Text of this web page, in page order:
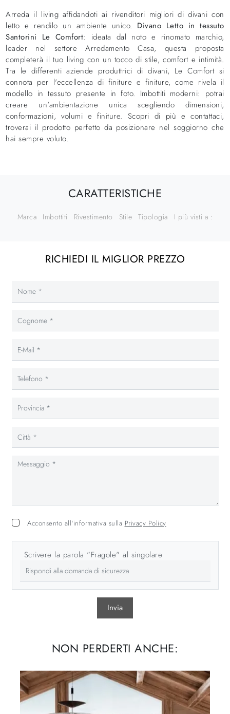
Arreda il living affidandoti ai rivenditori migliori di divani con
letto e rendilo un ambiente unico. Divano Letto in tessuto
Santorini Le Comfort: ideata dal noto e rinomato marchio,
leader nel settore Arredamento Casa, questa proposta
completerà il tuo living con un tocco di stile, comfort e intimità.
Tra le differenti aziende produttrici di divani, Le Comfort si
connota per l'eccellenza di finiture e finiture, come rivela il
modello in tessuto presente in foto. Imbottiti moderni: potrai
creare un'ambientazione unica scegliendo dimensioni,
conformazioni, volumi e finiture. Scopri di più e contattaci,
troverai il prodotto perfetto da posizionare nel soggiorno che
hai sempre voluto.
CARATTERISTICHE
Marca Imbottiti Rivestimento Stile Tipologia I più visti a :
RICHIEDI IL MIGLIOR PREZZO
Acconsento all'informativa sulla Privacy Policy
Scrivere la parola "Fragole" al singolare
Invia
NON PERDERTI ANCHE: